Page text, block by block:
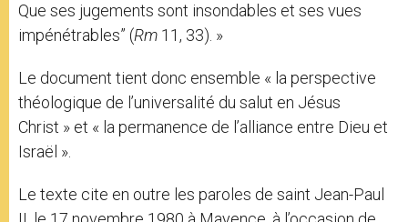
Que ses jugements sont insondables et ses vues
impénétrables” (Rm 11, 33). »
Le document tient donc ensemble « la perspective
théologique de l’universalité du salut en Jésus
Christ » et « la permanence de l’alliance entre Dieu et
Israël ».
Le texte cite en outre les paroles de saint Jean-Paul